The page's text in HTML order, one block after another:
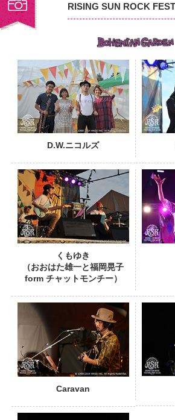
RISING SUN ROCK
D.W.ニコルズ
PHOTO
くもゆき
（おおはた雄一と福岡晃子
form チャットモンチー）
PHOTO
Caravan
PHOTO